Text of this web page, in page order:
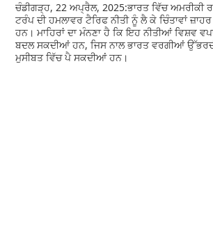
ਚੰਡੀਗੜ੍ਹ, 22 ਅਪ੍ਰੈਲ, 2025:ਭਾਰਤ ਵਿੱਚ ਅਮਰੀਕੀ
ਟਰੰਪ ਦੀ ਹਮਲਾਵਰ ਟੈਰਿਫ ਨੀਤੀ ਨੂੰ ਲੈ ਕੇ ਚਿੰਤਾਵਾਂ
ਹਨ। ਮਾਹਿਰਾਂ ਦਾ ਮੰਨਣਾ ਹੈ ਕਿ ਇਹ ਨੀਤੀਆਂ ਵਿਸ਼ਵ
ਬਦਲ ਸਕਦੀਆਂ ਹਨ, ਜਿਸ ਨਾਲ ਭਾਰਤ ਵਰਗੀਆਂ
ਮੁਸੀਬਤ ਵਿੱਚ ਪੈ ਸਕਦੀਆਂ ਹਨ।